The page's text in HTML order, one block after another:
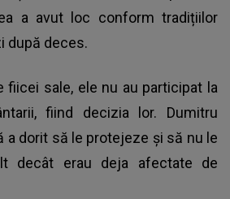
a avut loc conform tradițiilor
după deces.
fiicei sale, ele nu au participat la
fiind decizia lor. Dumitru
a dorit să le protejeze și să nu le
decât erau deja afectate de